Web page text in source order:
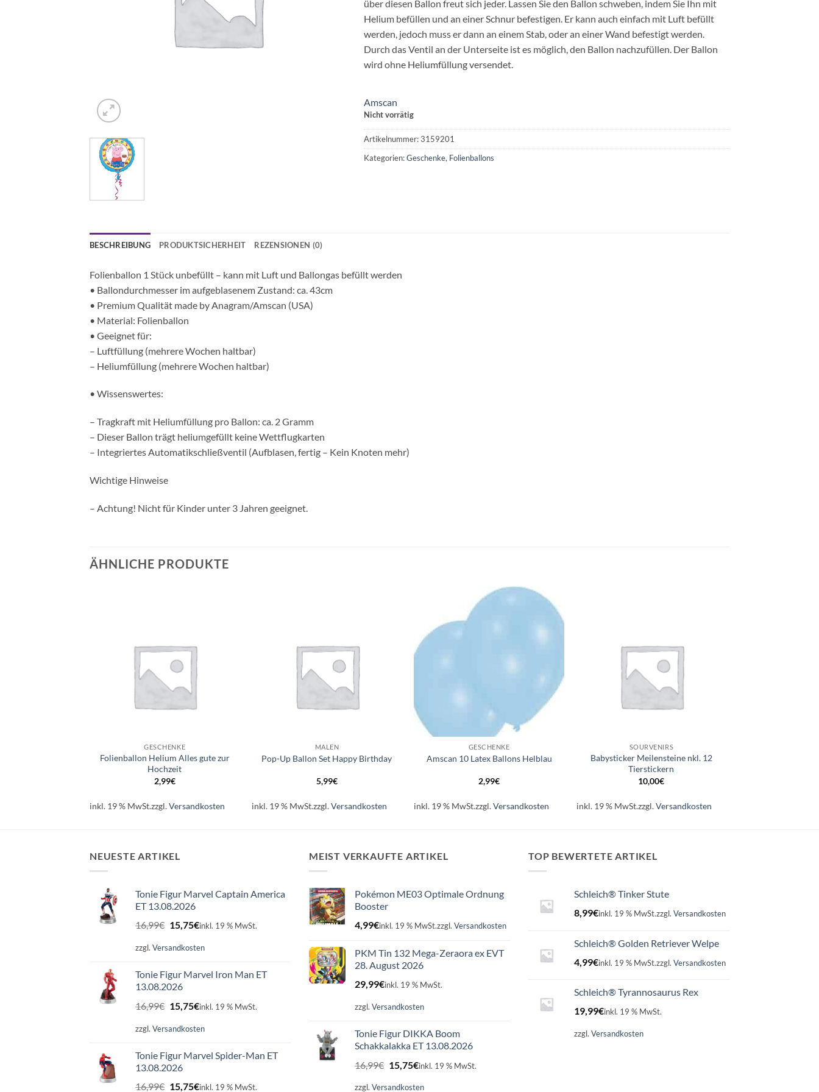
über diesen Ballon freut sich jeder. Lassen Sie den Ballon schweben, indem Sie Ihn mit
Helium befüllen und an einer Schnur befestigen. Er kann auch einfach mit Luft befüllt
werden, jedoch muss er dann an einem Stab, oder an einer Wand befestigt werden.
Durch das Ventil an der Unterseite ist es möglich, den Ballon nachzufüllen. Der Ballon
wird ohne Heliumfüllung versendet.
Amscan
Nicht vorrätig
Artikelnummer:3159201
Kategorien:Geschenke, Folienballons
BESCHREIBUNG PRODUKTSICHERHEIT REZENSIONEN (0)
Folienballon 1 Stück unbefüllt – kann mit Luft und Ballongas befüllt werden
• Ballondurchmesser im aufgeblasenem Zustand: ca. 43cm
• Premium Qualität made by Anagram/Amscan (USA)
• Material: Folienballon
• Geeignet für:
– Luftfüllung (mehrere Wochen haltbar)
– Heliumfüllung (mehrere Wochen haltbar)
• Wissenswertes:
– Tragkraft mit Heliumfüllung pro Ballon: ca. 2 Gramm
– Dieser Ballon trägt heliumgefüllt keine Wettflugkarten
– Integriertes Automatikschließventil (Aufblasen, fertig – Kein Knoten mehr)
Wichtige Hinweise
– Achtung! Nicht für Kinder unter 3 Jahren geeignet.
ÄHNLICHE PRODUKTE
GESCHENKE
Folienballon Helium Alles gute zur
Hochzeit
2,99€
inkl. 19 % MwSt.zzgl.Versandkosten
MALEN
Pop-Up Ballon Set Happy Birthday
5,99€
inkl. 19 % MwSt.zzgl.Versandkosten
GESCHENKE
Amscan 10 Latex Ballons Helblau
2,99€
inkl. 19 % MwSt.zzgl.Versandkosten
SOURVENIRS
Babysticker Meilensteine nkl. 12
Tierstickern
10,00€
inkl. 19 % MwSt.zzgl.Versandkosten
NEUESTE ARTIKEL
Tonie Figur Marvel Captain America
ET 13.08.2026
16,99€ Ursprünglicher
Preis
war:
15,75€Aktueller
ist:
inkl. 19 % MwSt.
zzgl. Versandkosten
Tonie Figur Marvel Iron Man ET
13.08.2026
16,99€ Ursprünglicher
Preis
war:
15,75€Aktueller
ist:
inkl. 19 % MwSt.
zzgl. Versandkosten
Tonie Figur Marvel Spider-Man ET
13.08.2026
16,99€ Ursprünglicher
15,75€Aktueller
inkl. 19 % MwSt.
MEIST VERKAUFTE ARTIKEL
Pokémon ME03 Optimale Ordnung
Booster
4,99€inkl. 19 % MwSt.zzgl. Versandkosten
PKM Tin 132 Mega-Zeraora ex EVT
28. August 2026
29,99€inkl. 19 % MwSt.
zzgl. Versandkosten
Tonie Figur DIKKA Boom
Schakkalakka ET 13.08.2026
16,99€ Ursprünglicher
Preis
war:
15,75€Aktueller
ist:
inkl. 19 % MwSt.
zzgl. Versandkosten
TOP BEWERTETE ARTIKEL
Schleich® Tinker Stute
8,99€inkl. 19 % MwSt.zzgl. Versandkosten
Schleich® Golden Retriever Welpe
4,99€inkl. 19 % MwSt.zzgl. Versandkosten
Schleich® Tyrannosaurus Rex
19,99€inkl. 19 % MwSt.
zzgl. Versandkosten